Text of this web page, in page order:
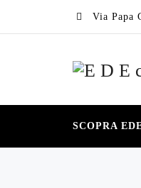
Via Papa
SCOPRA